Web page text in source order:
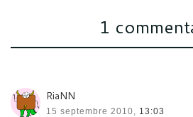
1
RiaNN
15 septembre 2010, 13:03